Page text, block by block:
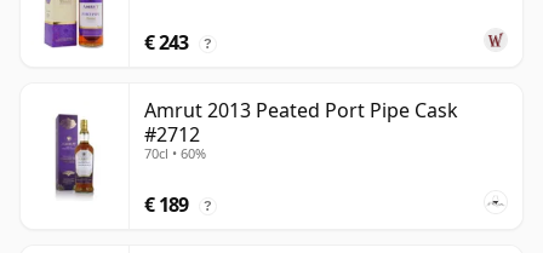
€ 243 ?
Amrut 2013 Peated Port Pipe Cask
#2712
70cl • 60%
€ 189 ?